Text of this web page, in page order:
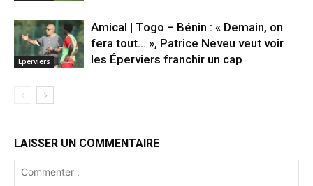
Eperviers
Amical | Togo – Bénin : « Demain, on
fera tout… », Patrice Neveu veut voir
les Éperviers franchir un cap
LAISSER UN COMMENTAIRE